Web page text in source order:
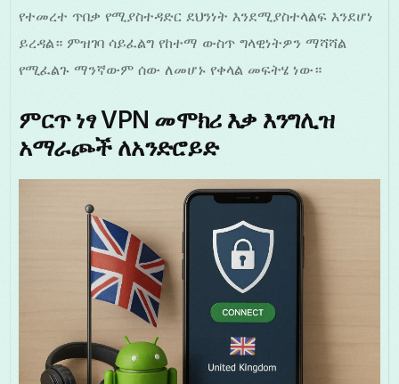
የተመረተ ጥበቃ የሚያስተዳድር ደህንነት እንደሚያስተላልፍ እንደሆነ
ይረዳል። ምዝገባ ሳይፈልግ የከተማ ውስጥ ግላዊነትዎን ማሻሻል
የሚፈልጉ ማንኛውም ሰው ለመሆኑ የቀላል መፍትሄ ነው።
ምርጥ ነፃ VPN መሞክሪ እቃ እንግሊዝ
አማራጮች ለአንድሮይድ